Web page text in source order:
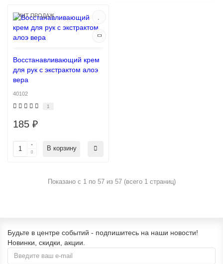
ХИТ ПРОДАЖ
Восстанавливающий крем
для рук с экстрактом алоэ
вера
40102
1
185 ₽
В корзину
Показано с 1 по 57 из 57 (всего 1 страниц)
Будьте в центре событий - подпишитесь на наши новости!
Новинки, скидки, акции.